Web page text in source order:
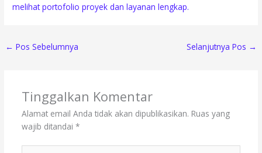
melihat portofolio proyek dan layanan lengkap.
← Pos Sebelumnya Selanjutnya Pos →
Tinggalkan Komentar
Alamat email Anda tidak akan dipublikasikan. Ruas yang
wajib ditandai *